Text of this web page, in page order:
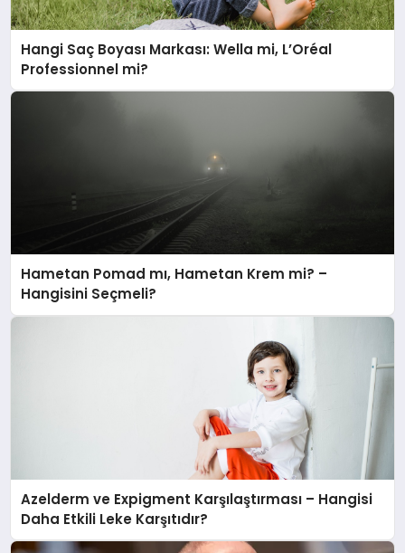
Hangi Saç Boyası Markası: Wella mi, L’Oréal
Professionnel mi?
Hametan Pomad mı, Hametan Krem mi? –
Hangisini Seçmeli?
Azelderm ve Expigment Karşılaştırması – Hangisi
Daha Etkili Leke Karşıtıdır?